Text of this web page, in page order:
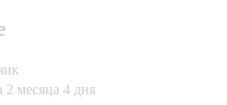
2 месяца 4 дня